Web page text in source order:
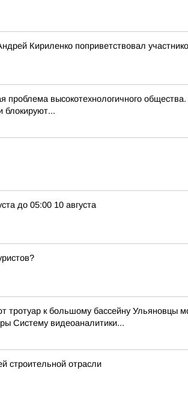
Кириленко поприветствовал
высокотехнологичного
блокируют...
до 05:00 10 августа
тротуар к большому бассейну Ульяновцы
Систему видеоаналитики...
строительной отрасли